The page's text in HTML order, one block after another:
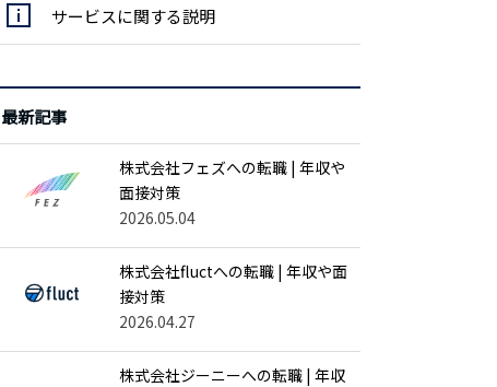
サービスに関する説明
最新記事
株式会社フェズへの転職 | 年収や
面接対策
2026.05.04
株式会社fluctへの転職 | 年収や面
接対策
2026.04.27
株式会社ジーニーへの転職 | 年収